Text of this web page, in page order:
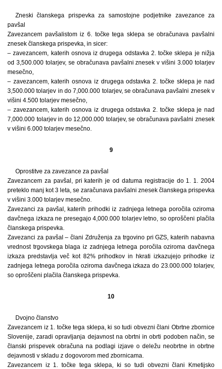
Zneski članskega prispevka za samostojne podjetnike zavezance za
pavšal
Zavezancem pavšalistom iz 6. točke tega sklepa se obračunava pavšalni
znesek članskega prispevka, in sicer:
– zavezancem, katerih osnova iz drugega odstavka 2. točke sklepa je nižja
od 3,500.000 tolarjev, se obračunava pavšalni znesek v višini 3.000 tolarjev
mesečno,
– zavezancem, katerih osnova iz drugega odstavka 2. točke sklepa je nad
3,500.000 tolarjev in do 7,000.000 tolarjev, se obračunava pavšalni znesek v
višini 4.500 tolarjev mesečno,
– zavezancem, katerih osnova iz drugega odstavka 2. točke sklepa je nad
7,000.000 tolarjev in do 12,000.000 tolarjev, se obračunava pavšalni znesek
v višini 6.000 tolarjev mesečno.
9
Oprostitve za zavezance za pavšal
Zavezancem za pavšal, pri katerih je od datuma registracije do 1. 1. 2004
preteklo manj kot 3 leta, se zaračunava pavšalni znesek članskega prispevka
v višini 3.000 tolarjev mesečno.
Zavezanci za pavšal, katerih prihodki iz zadnjega letnega poročila oziroma
davčnega izkaza ne presegajo 4,000.000 tolarjev letno, so oproščeni plačila
članskega prispevka.
Zavezanci za pavšal – člani Združenja za trgovino pri GZS, katerih nabavna
vrednost trgovskega blaga iz zadnjega letnega poročila oziroma davčnega
izkaza predstavlja več kot 82% prihodkov in hkrati izkazujejo prihodke iz
zadnjega letnega poročila oziroma davčnega izkaza do 23.000.000 tolarjev,
so oproščeni plačila članskega prispevka.
10
Dvojno članstvo
Zavezancem iz 1. točke tega sklepa, ki so tudi obvezni člani Obrtne zbornice
Slovenije, zaradi opravljanja dejavnost na obrtni in obrti podoben način, se
članski prispevek obračuna na podlagi izjave o deležu neobrtne in obrtne
dejavnosti v skladu z dogovorom med zbornicama.
Zavezancem iz 1. točke tega sklepa, ki so tudi obvezni člani Kmetijsko